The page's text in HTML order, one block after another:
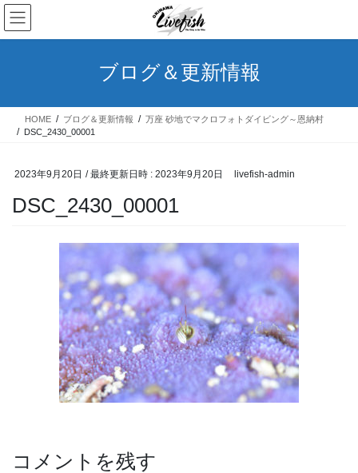
コ
ン
テ
ス
ナ
ビ
ゲ
ン
ブログ＆更新情報
HOME ブログ＆更新情報
万座 砂地でマクロフォトダイビング～恩納村
DSC_2430_00001
2023年9月20日 / 最終更新日時 : 2023年9月20日 livefish-admin
DSC_2430_00001
コメントを残す